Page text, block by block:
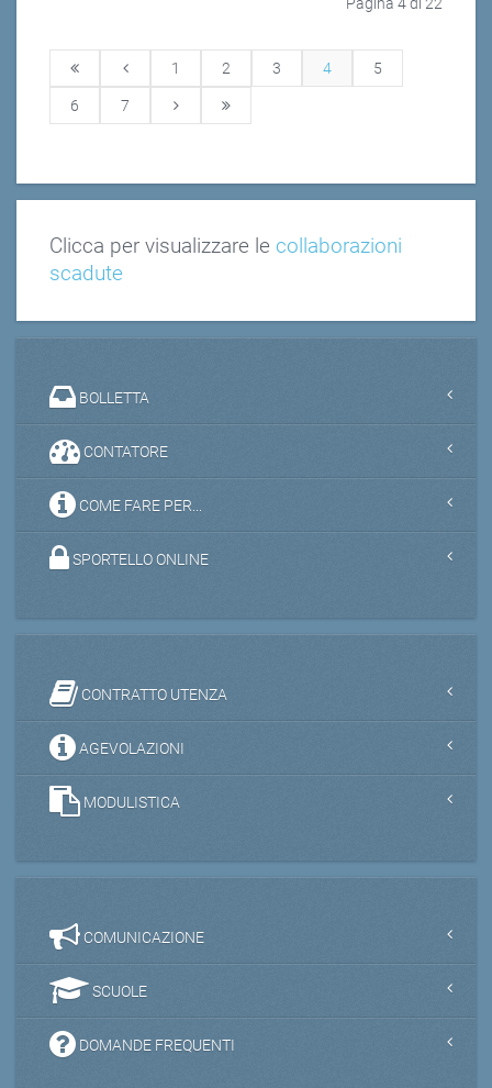
Pagina 4 di 22
1 2 3 4 5
6 7
Clicca per visualizzare le collaborazioni
scadute
BOLLETTA
CONTATORE
COME FARE PER...
SPORTELLO ONLINE
CONTRATTO UTENZA
AGEVOLAZIONI
MODULISTICA
COMUNICAZIONE
SCUOLE
DOMANDE FREQUENTI